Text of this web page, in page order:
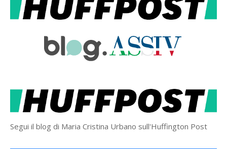
Segui il blog di Maria Cristina Urbano sull'Huffington Post